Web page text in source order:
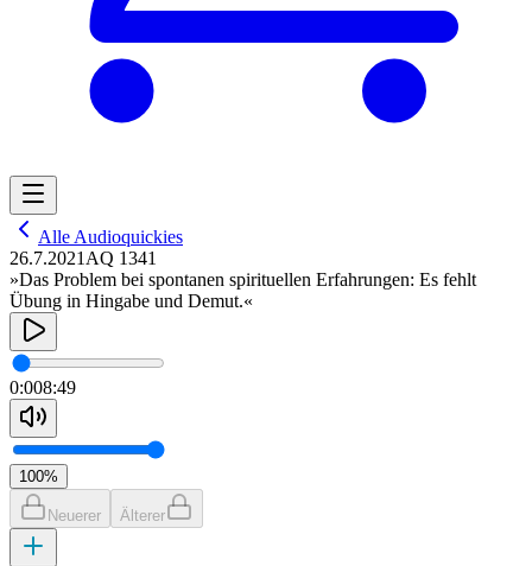
Alle Audioquickies
26.7.2021 AQ 1341
»Das Problem bei spontanen spirituellen Erfahrungen: Es fehlt
Übung in Hingabe und Demut.«
0:008:49
100%
Neuerer Älterer